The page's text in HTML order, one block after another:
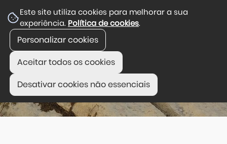
Este site utiliza cookies para melhorar a sua
experiência. Política de cookies.
Personalizar cookies
Aceitar todos os cookies
Desativar cookies não essenciais